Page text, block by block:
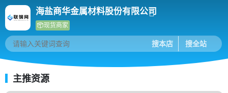
海盐商华金属材料股份有限公司
现货商家
主推资源